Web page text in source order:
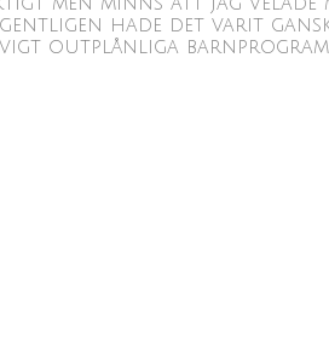
hade det varit
outplånliga